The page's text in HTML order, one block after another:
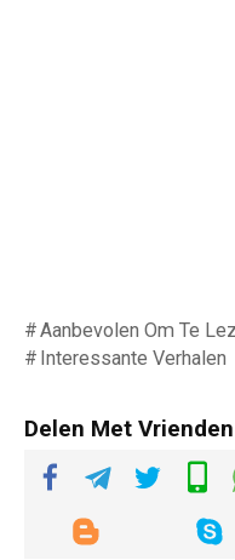
Aanbevolen Om Te
Interessante Verhalen
Delen Met Vrienden